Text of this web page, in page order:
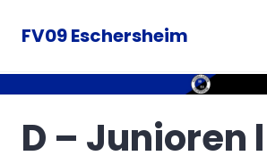
InhaltFV09 Eschersheim
D – Junioren l